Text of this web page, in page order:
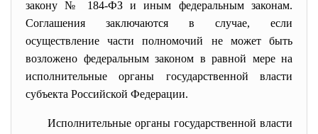
закону № 184-ФЗ и иным федеральным законам.
Соглашения заключаются в случае, если
осуществление части полномочий не может быть
возложено федеральным законом в равной мере на
исполнительные органы государственной власти
субъекта Российской Федерации.
Исполнительные органы государственной власти